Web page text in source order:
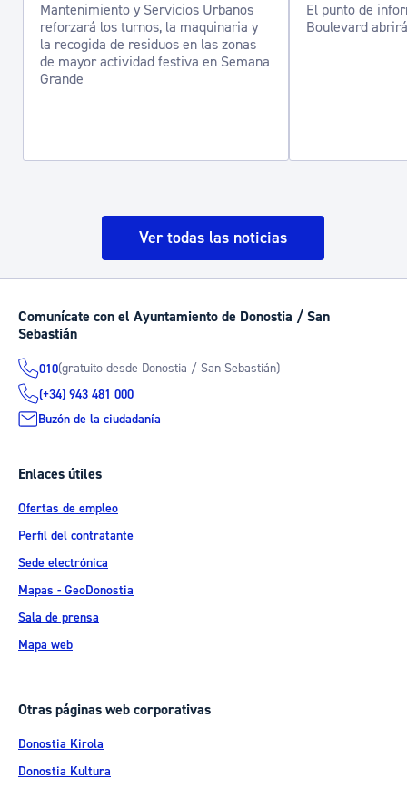
Mantenimiento y Servicios Urbanos
reforzará los turnos, la maquinaria y
la recogida de residuos en las zonas
de mayor actividad festiva en Semana
Grande
El punto de
Boulevard
Ver todas las noticias
Comunícate con el Ayuntamiento de Donostia / San
Sebastián
010(gratuito desde Donostia / San Sebastián)
(+34) 943 481 000
Buzón de la ciudadanía
Enlaces útiles
Ofertas de empleo
Perfil del contratante
Sede electrónica
Mapas - GeoDonostia
Sala de prensa
Mapa web
Otras páginas web corporativas
Donostia Kirola
Donostia Kultura